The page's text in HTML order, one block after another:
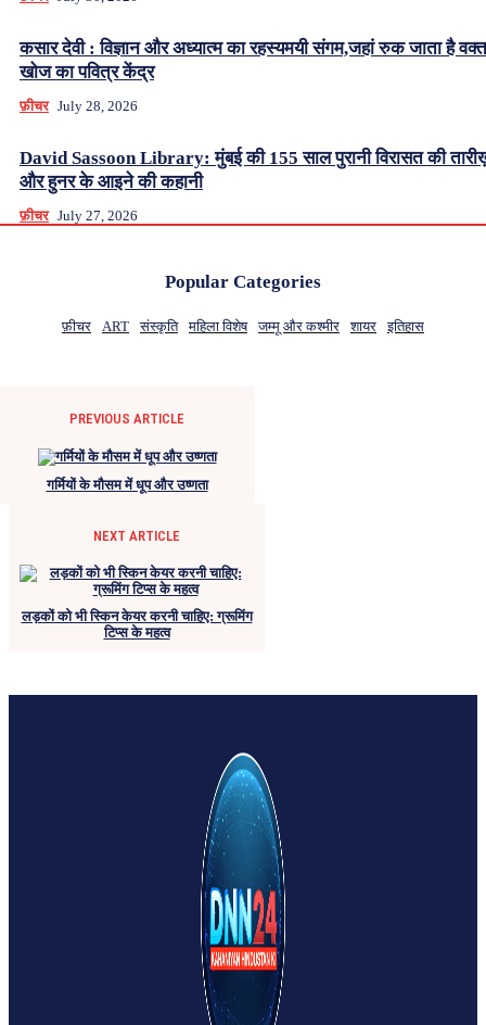
कसार देवी : विज्ञान और अध्यात्म का रहस्यमयी संगम,जहां रुक जाता है
खोज का पवित्र केंद्र
फ़ीचर July 28, 2026
David Sassoon Library: मुंबई की 155 साल पुरानी विरासत की
और हुनर के आइने की कहानी
फ़ीचर July 27, 2026
Popular Categories
फ़ीचर ART संस्कृति महिला विशेष जम्मू और कश्मीर शायर इतिहास
PREVIOUS ARTICLE
गर्मियों के मौसम में धूप और उष्णता
NEXT ARTICLE
लड़कों को भी स्किन केयर करनी चाहिए: ग्रूमिंग
टिप्स के महत्व